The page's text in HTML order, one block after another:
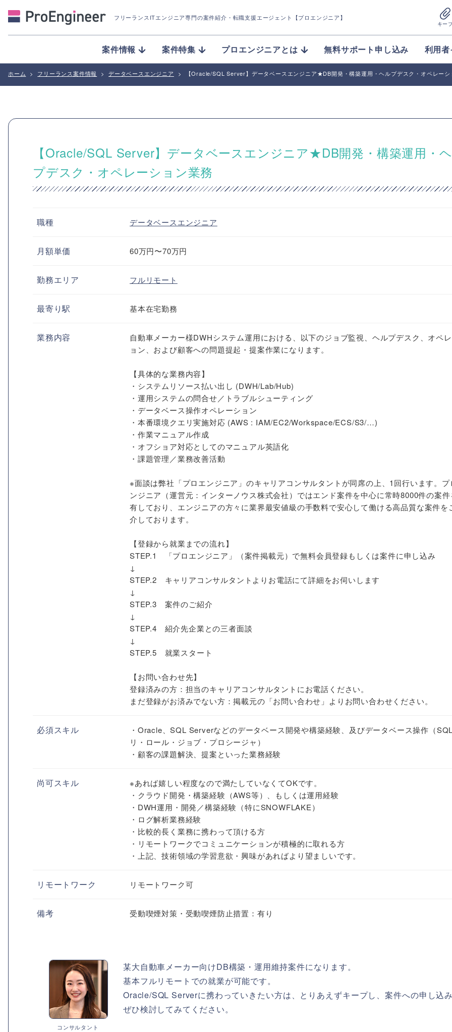
フリーランスITエンジニア専門の案件紹介 ・転職支援エージェント【プロエンジニア】
キー
案件情報 案件特集 プロエンジニアとは 無料サポート申し込み 利用
ホーム > フリーランス案件情報 > データベースエンジニア > 【Oracle/SQL Server】データベースエンジニア★DB開発・構築運用・ヘルプデスク・オペレーシ
【Oracle/SQL Server】データベースエンジニア★DB開発・構築運用・
プデスク・オペレーション業務
職種 データベースエンジニア
月額単価 60万円〜70万円
勤務エリア フルリモート
最寄り駅 基本在宅勤務
業務内容
自動車メーカー様DWHシステム運用における、以下のジョブ監視、ヘルプデスク、オペ
ョン、および顧客への問題提起・提案作業になります。
【具体的な業務内容】
・システムリソース払い出し (DWH/Lab/Hub)
・運用システムの問合せ／トラブルシューティング
・データベース操作オペレーション
・本番環境クエリ実施対応 (AWS : IAM/EC2/Workspace/ECS/S3/…)
・作業マニュアル作成
・オフショア対応としてのマニュアル英語化
・課題管理／業務改善活動
※面談は弊社「プロエンジニア」のキャリアコンサルタントが同席の上、1回行います。プ
ンジニア（運営元：インターノウス株式会社）ではエンド案件を中心に常時8000件の案
有しており、エンジニアの方々に業界最安値級の手数料で安心して働ける高品質な案件を
介しております。
【登録から就業までの流れ】
STEP.1 「プロエンジニア」（案件掲載元）で無料会員登録もしくは案件に申し込み
↓
STEP.2 キャリアコンサルタントよりお電話にて詳細をお伺いします
↓
STEP.3 案件のご紹介
↓
STEP.4 紹介先企業との三者面談
↓
STEP.5 就業スタート
【お問い合わせ先】
登録済みの方：担当のキャリアコンサルタントにお電話ください。
まだ登録がお済みでない方：掲載元の「お問い合わせ」よりお問い合わせください。
必須スキル
・Oracle、SQL Serverなどのデータベース開発や構築経験、及びデータベース操作（
リ・ロール・ジョブ・プロシージャ）
・顧客の課題解決、提案といった業務経験
尚可スキル
※あれば嬉しい程度なので満たしていなくてOKです。
・クラウド開発・構築経験（AWS等）、もしくは運用経験
・DWH運用・開発／構築経験（特にSNOWFLAKE）
・ログ解析業務経験
・比較的長く業務に携わって頂ける方
・リモートワークでコミュニケーションが積極的に取れる方
・上記、技術領域の学習意欲・興味があればより望ましいです。
リモートワーク リモートワーク可
備考 受動喫煙対策・受動喫煙防止措置：有り
コンサルタント
某大自動車メーカー向けDB構築・運用維持案件になります。
基本フルリモートでの就業が可能です。
Oracle/SQL Serverに携わっていきたい方は、とりあえずキープし、案件への申し込
ぜひ検討してみてください。